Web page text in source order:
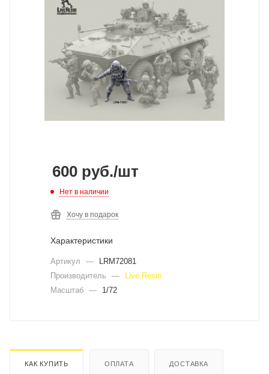
600 руб./шт
Нет в наличии
Хочу в подарок
Характеристики
Артикул —
LRM72081
Производитель
—
Live Resin
Масштаб — 1/72
КАК КУПИТЬ ОПЛАТА ДОСТАВКА